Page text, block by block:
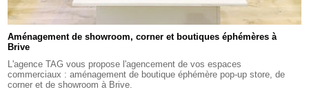
Aménagement de showroom, corner et boutiques éphémères à
Brive
L'agence TAG vous propose l'agencement de vos espaces
commerciaux : aménagement de boutique éphémère pop-up store, de
corner et de showroom à Brive.